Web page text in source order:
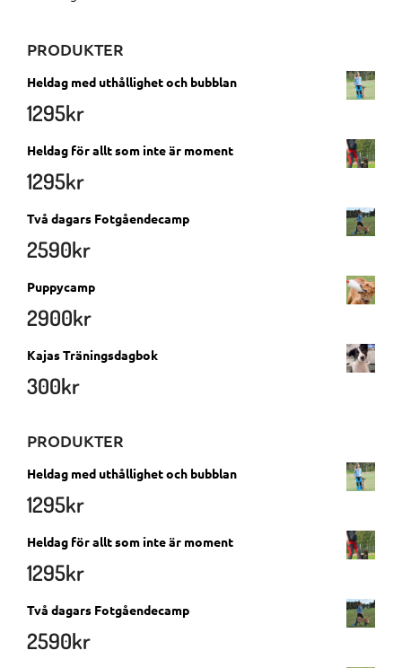
PRODUKTER
Heldag med uthållighet och bubblan
1295kr
Heldag för allt som inte är moment
1295kr
Två dagars Fotgåendecamp
2590kr
Puppycamp
2900kr
Kajas Träningsdagbok
300kr
PRODUKTER
Heldag med uthållighet och bubblan
1295kr
Heldag för allt som inte är moment
1295kr
Två dagars Fotgåendecamp
2590kr